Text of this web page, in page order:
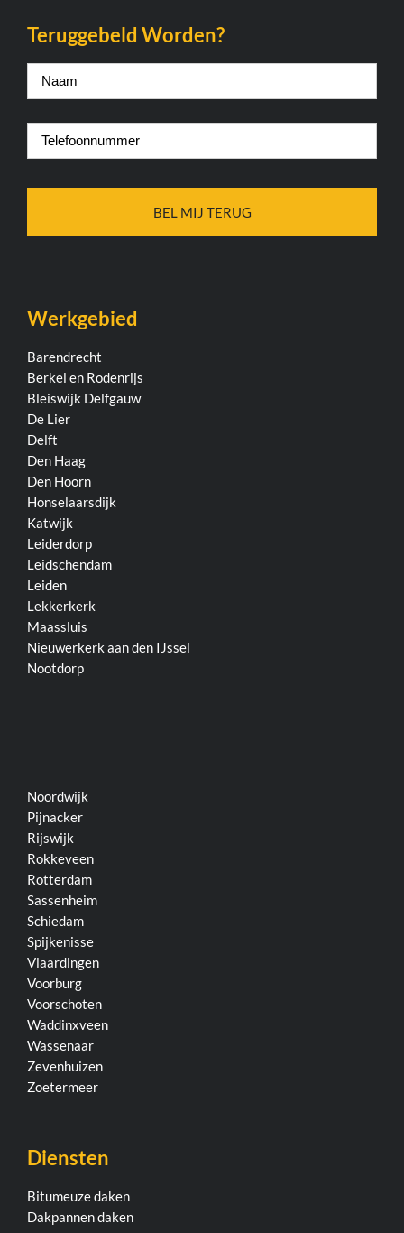
Teruggebeld Worden?
Naam
Telefoonnummer
Werkgebied
Barendrecht
Berkel en Rodenrijs
Bleiswijk Delfgauw
De Lier
Delft
Den Haag
Den Hoorn
Honselaarsdijk
Katwijk
Leiderdorp
Leidschendam
Leiden
Lekkerkerk
Maassluis
Nieuwerkerk aan den IJssel
Nootdorp
Noordwijk
Pijnacker
Rijswijk
Rokkeveen
Rotterdam
Sassenheim
Schiedam
Spijkenisse
Vlaardingen
Voorburg
Voorschoten
Waddinxveen
Wassenaar
Zevenhuizen
Zoetermeer
Diensten
Bitumeuze daken
Dakpannen daken